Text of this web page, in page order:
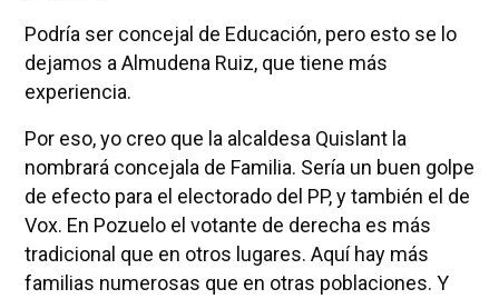
Podría ser concejal de Educación, pero esto se lo
dejamos a Almudena Ruiz, que tiene más
experiencia.
Por eso, yo creo que la alcaldesa Quislant la
nombrará concejala de Familia. Sería un buen golpe
de efecto para el electorado del PP, y también el de
Vox. En Pozuelo el votante de derecha es más
tradicional que en otros lugares. Aquí hay más
familias numerosas que en otras poblaciones. Y